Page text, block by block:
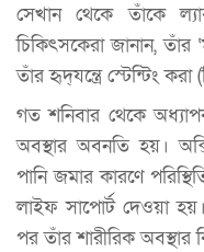
সেখান থেকে তাঁকে
চিকিৎসকেরা জানান, তাঁর
তাঁর হৃদ্‌যন্ত্রে স্টেন্টিং
গত শনিবার থেকে
অবস্থার অবনতি হয়।
পানি জমার কারণে
লাইফ সাপোর্ট দেওয়া
পর তাঁর শারীরিক অবস্থার